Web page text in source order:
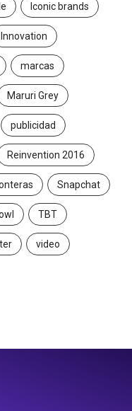
Iconic brands
Innovation
marcas
Maruri Grey
publicidad
Reinvention 2016
Snapchat
TBT
video